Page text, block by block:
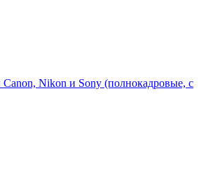
Nikon и Sony (полнокадровые, с